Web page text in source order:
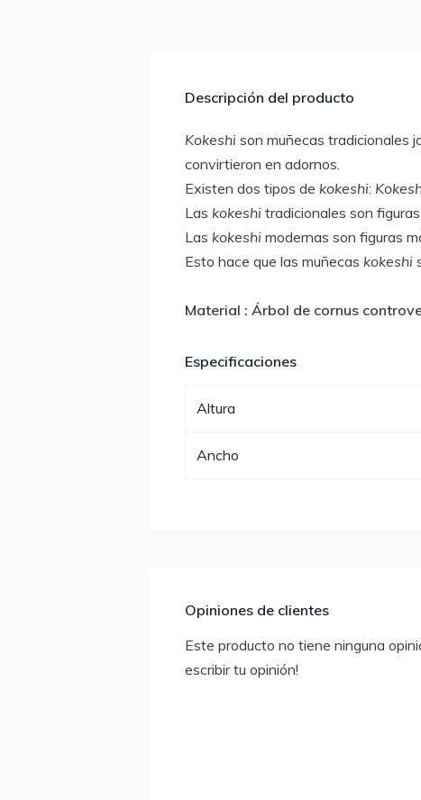
Descripción del producto
Kokeshison muñecas tradicionales
convirtieron en adornos.
Existen dos tipos de kokeshi:
Las kokeshitradicionales son
Las kokeshimodernas son figuras
Esto hace que las muñecas kokeshi
Material : Árbol de cornus
Especificaciones
Altura
Ancho
Opiniones de clientes
Este producto no tiene ninguna
escribir tu opinión!